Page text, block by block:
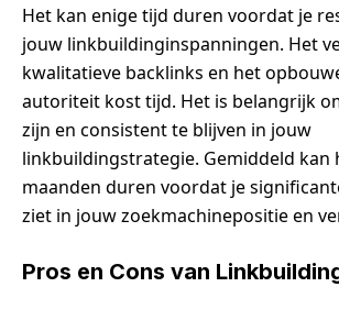
Het kan enige tijd duren voordat je
jouw linkbuildinginspanningen. Het
kwalitatieve backlinks en het
autoriteit kost tijd. Het is belangrijk
zijn en consistent te blijven in jouw
linkbuildingstrategie. Gemiddeld kan
maanden duren voordat je
ziet in jouw zoekmachinepositie en
Pros en Cons van